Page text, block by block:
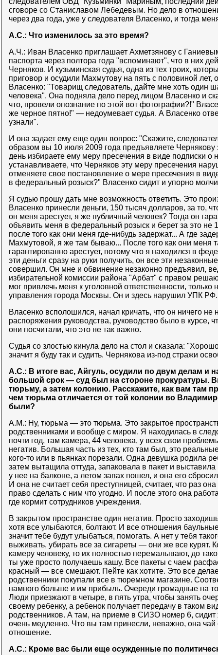
сговоре со Станиславом Лебедевым. Но дело в
через два года, уже у следователя Власенко, и тогда
А.С.: Что изменилось за это время?
А.Ч.: Иван Власенко приглашает Ахметзянову с
паспорта через полтора года "вспоминают", что в них
Черняков. И кузьминская судья, одна из тех троих,
приговор и осудили Махмутову на пять с половиной лет,
Власенко: "Товарищ следователь, дайте мне хоть один
человека". Она подняла дело перед лицом Власенко и
что, провели опознание по этой вот фотографии?!"
же черное пятно!" — недоумевает судья. А Власенко
узнали".
И она задает ему еще один вопрос: "Скажите,
образом вы 10 июля 2009 года предъявляете Чернякову
день избираете ему меру пресечения в виде подписки о
устанавливаете, что Черняков эту меру пресечения
отменяете свое постановление о мере пресечения в
в федеральный розыск?" Власенко сидит и упорно
Я судью прошу дать мне возможность ответить. Это
Власенко принесли деньги, 150 тысяч долларов, за то,
он меня арестует, я же публичный человек? Тогда он
объявить меня в федеральный розыск и берет за это не
после того как они меня где-нибудь задержат... А где
Махмутовой, я же там бываю... После того как они меня
гарантированно арестует, потому что я находился в
эти деньги сразу на руки получить, он все эти
совершил. Он мне и обвинение незаконно предъявил,
избирательной комиссии района "Арбат" с правом
мог привлечь меня к уголовной ответственности, только
управления города Москвы. Он и здесь нарушил УПК РФ.
Власенко всполошился, начал кричать, что он ничего
распоряжения руководства, руководство было в курсе,
они посчитали, что это не так важно.
Судья со злостью кинула дело на стол и сказала:
значит я буду так и судить. Чернякова из-под стражи
А.С.: В итоге вас, Айгуль, осудили по двум делам и
большой срок — суд был на стороне прокуратуры.
тюрьму, а затем колонию. Расскажите, как вам там
чем тюрьма отличается от той колонии во
были?
А.М.: Ну, тюрьма — это тюрьма. Это закрытое
родственниками и вообще с миром. Я находилась в
почти год, там камера, 44 человека, у всех свои
негатив. Большая часть из тех, кто там был, это
кого-то или в пьянках порезали. Одна девушка родила
затем вытащила оттуда, запаковала в пакет и
у нее на балконе, а летом запах пошел, и она его
И она не считает себя преступницей, считает, что раз
право сделать с ним что угодно. И после этого она
где кормит сотрудников учреждения.
В закрытом пространстве один негатив. Просто
хотя все улыбаются, болтают. И все отношения
значит тебе будут улыбаться, помогать. А нет у тебя
выживать, убирать все за сигареты — они же все курят.
камеру человеку, то их полностью перемалывают, до
ты уже просто получаешь кашу. Все пакеты с чаем
красный — все смешают. Пейте как хотите. Это все
родственники покупали все в тюремном магазине.
намного больше и им прибыль. Очереди громадные на
Люди приезжают в четыре, в пять утра, чтобы занять
своему ребенку, а ребенок получает передачу в таком
родственников. А там, на приеме в СИЗО номер 6, сидит
очень медленно. Что вы там принесли, неважно, она чай
отношение.
А.С.: Кроме вас были еще осужденные по